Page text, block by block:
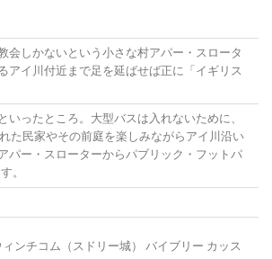
会しかないという小さな村アパー・スロータ
アイ川付近まで足を延ばせば正に「イギリス
ったところ。大型バスは入れないために、
た民家やその前庭を楽しみながらアイ川沿い
パー・スローターからパブリック・フットパ
。
ンチコム（スドリー城） バイブリー カッス